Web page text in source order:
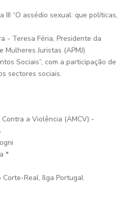
III “O assédio sexual: que políticas,
- Teresa Féria, Presidente da
Juristas (APMJ)
Sociais”, com a participação de
sectores sociais.
a Violência (AMCV) -
*
Corte-Real, Ilga Portugal